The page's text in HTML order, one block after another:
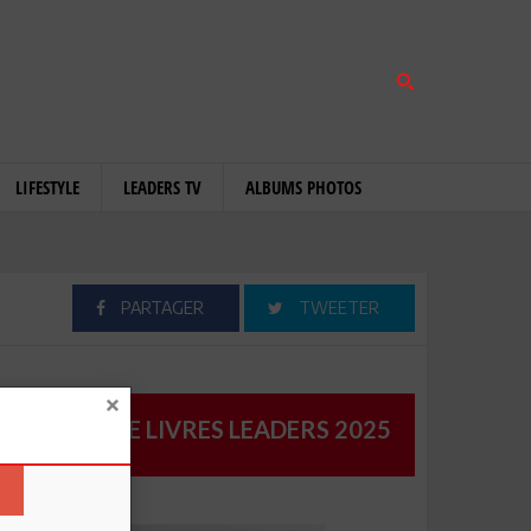
LIFESTYLE LEADERS TV ALBUMS PHOTOS
PARTAGER TWEETER
CATALOGUE LIVRES LEADERS 2025